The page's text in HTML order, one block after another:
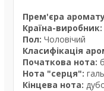
Прем'єра
Країна-виробник:
Пол: Чоловічий
Класифікація
Початкова нота:
Нота "серця":
Кінцева нота: